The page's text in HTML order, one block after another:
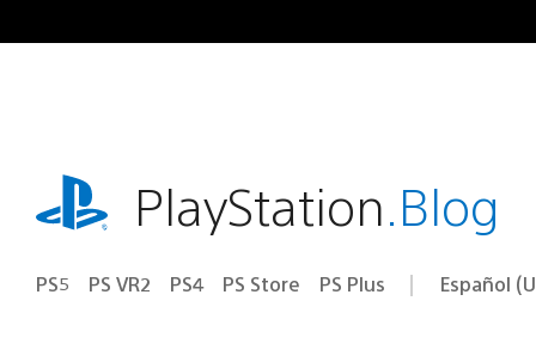
al
playstation.comPlayStation.Blog
PS5 PS VR2 PS4 PS Store PS Plus Región
Español